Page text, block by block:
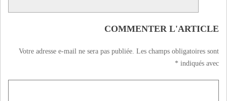
COMMENTER L'ARTICLE
Votre adresse e-mail ne sera pas publiée. Les champs obligatoires sont
indiqués avec
*